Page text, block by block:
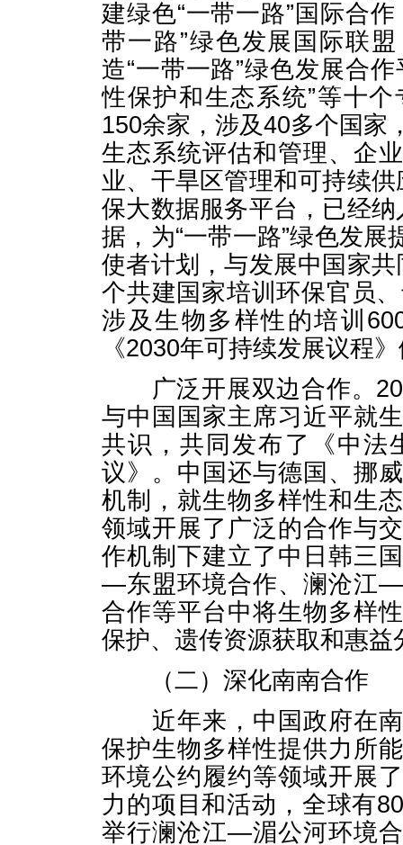
建绿色“一带一路”国际合
带一路”绿色发展国际联
造“一带一路”绿色发展合
性保护和生态系统”等十
150余家，涉及40多个国家
生态系统评估和管理、企
业、干旱区管理和可持续
保大数据服务平台，已经
据，为“一带一路”绿色发
使者计划，与发展中国家
个共建国家培训环保官员
涉及生物多样性的培训
《2030年可持续发展议程
广泛开展双边合作。
与中国国家主席习近平就
共识，共同发布了《中法
议》。中国还与德国、挪
机制，就生物多样性和生
领域开展了广泛的合作与
作机制下建立了中日韩三
—东盟环境合作、澜沧江
合作等平台中将生物多样
保护、遗传资源获取和惠
（二）深化南南合作
近年来，中国政府在南
保护生物多样性提供力所
环境公约履约等领域开展
力的项目和活动，全球有
举行澜沧江—湄公河环境